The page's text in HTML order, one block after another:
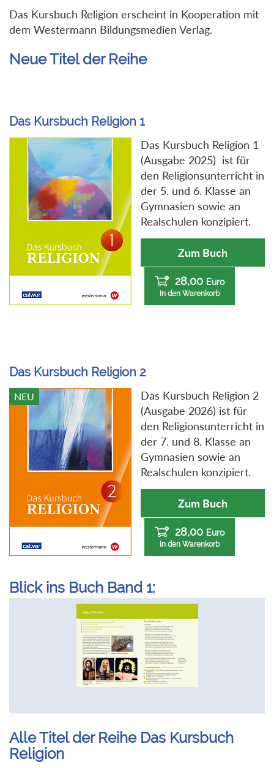
Das Kursbuch Religion erscheint in Kooperation mit
dem Westermann Bildungsmedien Verlag.
Neue Titel der Reihe
Das Kursbuch Religion 1
Das Kursbuch Religion 1
(Ausgabe 2025) ist für
den Religionsunterricht in
der 5. und 6. Klasse an
Gymnasien sowie an
Realschulen konzipiert.
Zum Buch
28,00 Euro
In den Warenkorb
Das Kursbuch Religion 2
NEU
Das Kursbuch Religion 2
(Ausgabe 2026) ist für
den Religionsunterricht in
der 7. und 8. Klasse an
Gymnasien sowie an
Realschulen konzipiert.
Zum Buch
28,00 Euro
In den Warenkorb
Blick ins Buch Band 1:
Alle Titel der Reihe Das Kursbuch
Religion